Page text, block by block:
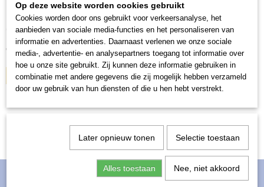
Mazda 5 2004-2015 fixpoints
Complete set Thule dakdragers voor:Mazda 5, 5 deurs MPV,…
€ 305,00
IN WINKELWAGEN
Op deze website worden cookies gebruikt
Cookies worden door ons gebruikt voor verkeersanalyse, het
aanbieden van sociale media-functies en het personaliseren van
informatie en advertenties. Daarnaast verlenen we onze sociale
media-, advertentie- en analysepartners toegang tot informatie over
hoe u onze site gebruikt. Zij kunnen deze informatie gebruiken in
combinatie met andere gegevens die zij mogelijk hebben verzameld
door uw gebruik van hun diensten of die u hen hebt verstrekt.
Later opnieuw tonen Selectie toestaan
Alles toestaan Nee, niet akkoord